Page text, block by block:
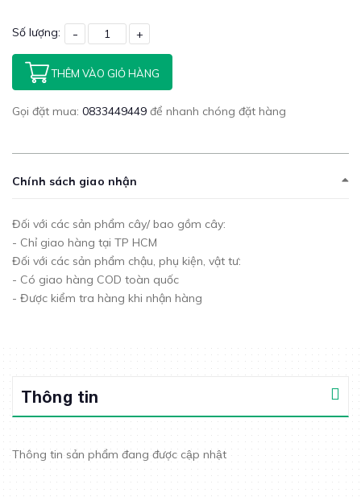
Số lượng: - +
THÊM VÀO GIỎ HÀNG
Gọi đặt mua: 0833449449 để nhanh chóng đặt hàng
Chính sách giao nhận
Đối với các sản phẩm cây/ bao gồm cây:
- Chỉ giao hàng tại TP HCM
Đối với các sản phẩm chậu, phụ kiện, vật tư:
- Có giao hàng COD toàn quốc
- Được kiểm tra hàng khi nhận hàng
Thông tin
Thông tin sản phẩm đang được cập nhật